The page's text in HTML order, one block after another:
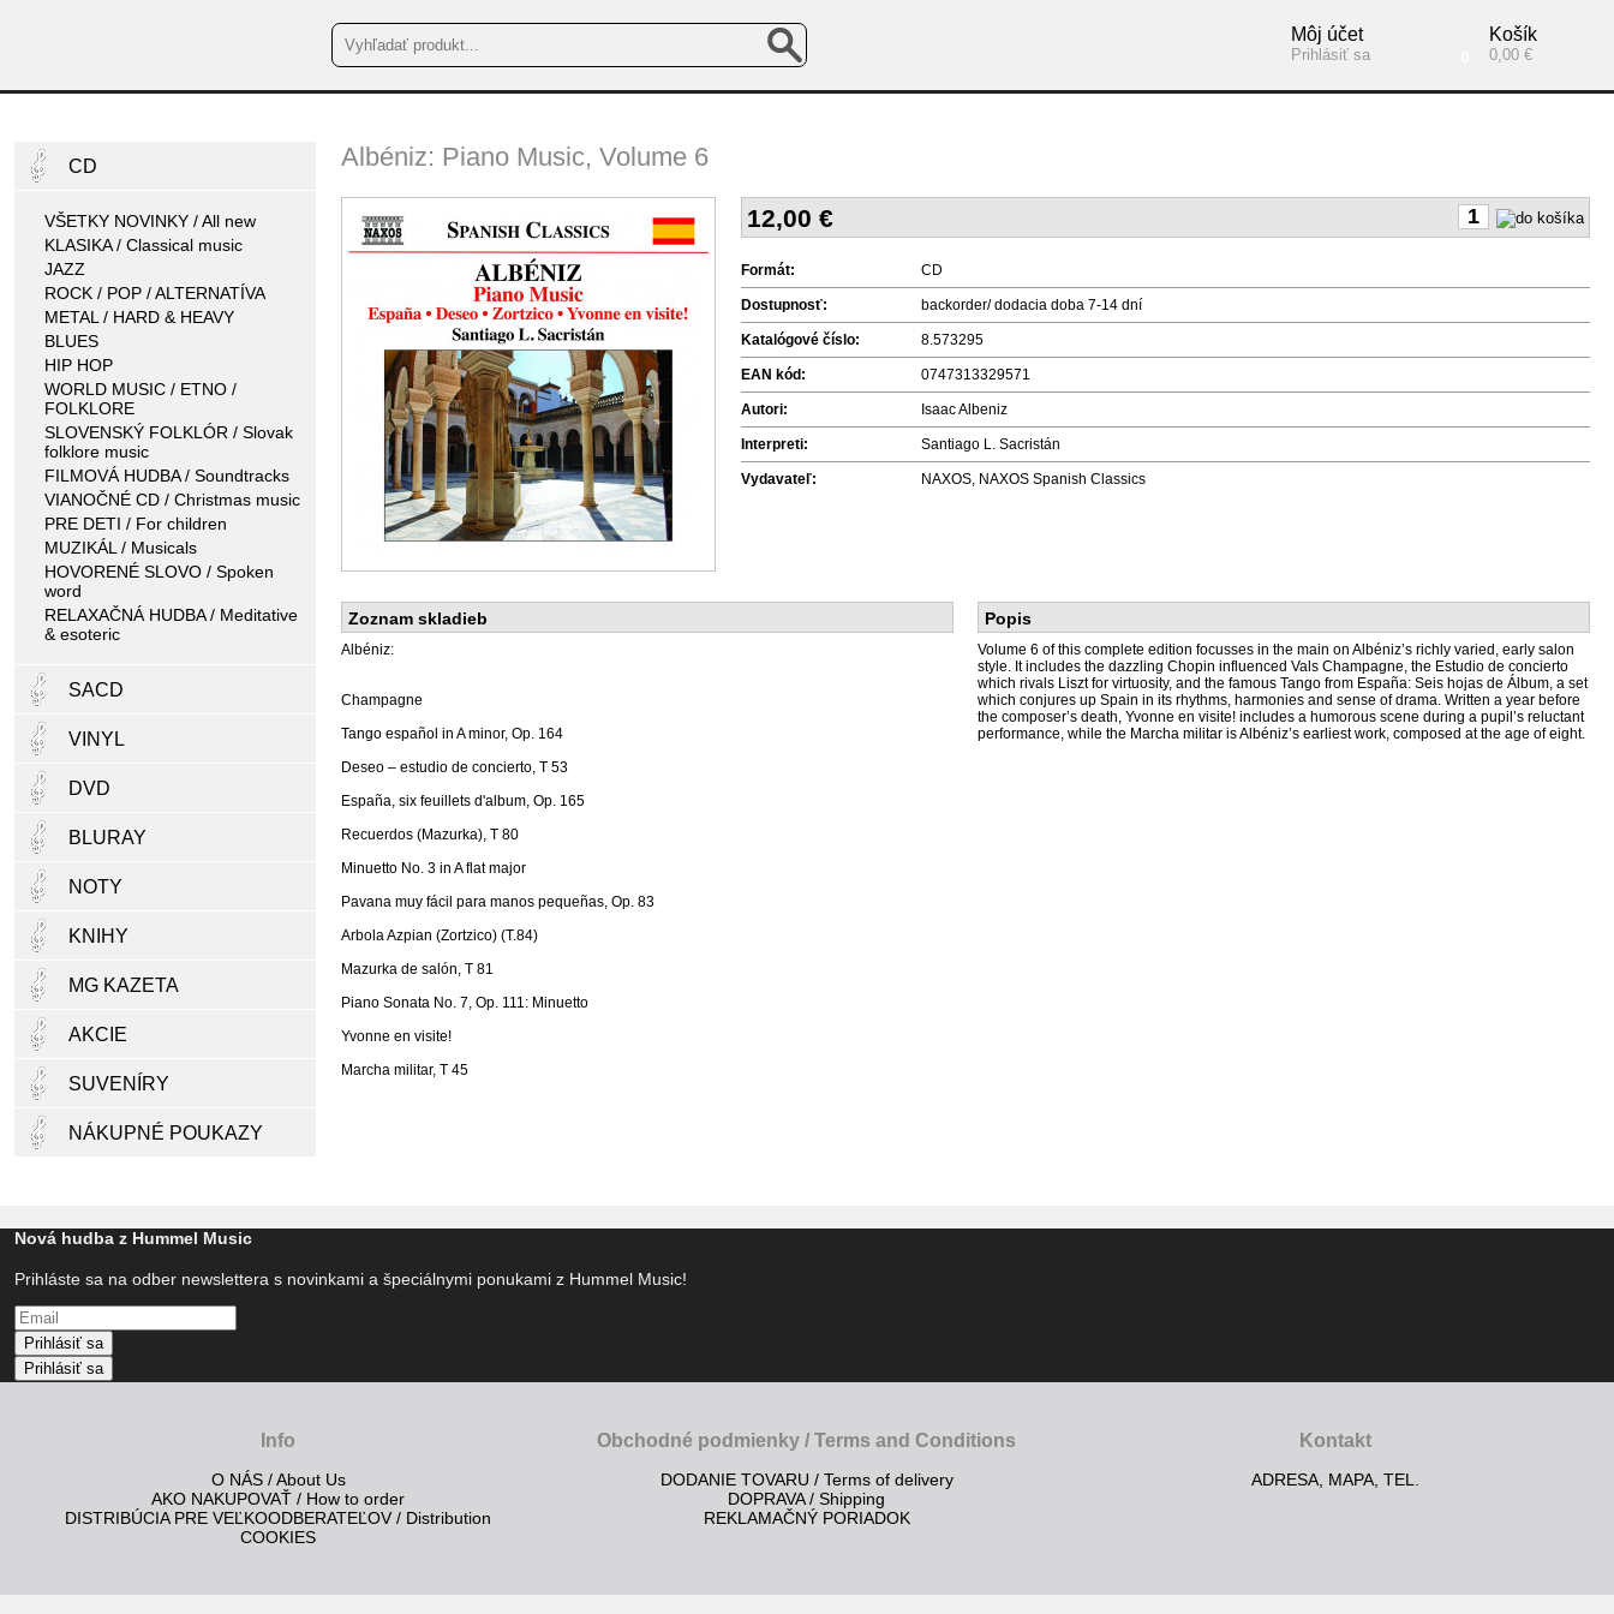
Košík
0,00 €
Môj účet
Prihlásiť sa
CD
VŠETKY NOVINKY / All new
KLASIKA / Classical music
JAZZ
ROCK / POP / ALTERNATÍVA
METAL / HARD & HEAVY
BLUES
HIP HOP
WORLD MUSIC / ETNO /
FOLKLORE
SLOVENSKÝ FOLKLÓR / Slovak
folklore music
FILMOVÁ HUDBA / Soundtracks
VIANOČNÉ CD / Christmas music
PRE DETI / For children
MUZIKÁL / Musicals
HOVORENÉ SLOVO / Spoken
word
RELAXAČNÁ HUDBA / Meditative
& esoteric
SACD
VINYL
DVD
BLURAY
NOTY
KNIHY
MG KAZETA
AKCIE
SUVENÍRY
NÁKUPNÉ POUKAZY
Albéniz: Piano Music, Volume 6
12,00 €
Formát: CD
Dostupnosť: backorder/ dodacia doba 7-14 dní
Katalógové číslo: 8.573295
EAN kód: 0747313329571
Autori: Isaac Albeniz
Interpreti: Santiago L. Sacristán
Vydavateľ: NAXOS, NAXOS Spanish Classics
Zoznam skladieb
Albéniz:
Champagne
Tango español in A minor, Op. 164
Deseo – estudio de concierto, T 53
España, six feuillets d'album, Op. 165
Recuerdos (Mazurka), T 80
Minuetto No. 3 in A flat major
Pavana muy fácil para manos pequeñas, Op. 83
Arbola Azpian (Zortzico) (T.84)
Mazurka de salón, T 81
Piano Sonata No. 7, Op. 111: Minuetto
Yvonne en visite!
Marcha militar, T 45
Popis
Volume 6 of this complete edition focusses in the main on Albéniz’s richly varied, early salon
style. It includes the dazzling Chopin influenced Vals Champagne, the Estudio de concierto
which rivals Liszt for virtuosity, and the famous Tango from España: Seis hojas de Álbum, a set
which conjures up Spain in its rhythms, harmonies and sense of drama. Written a year before
the composer’s death, Yvonne en visite! includes a humorous scene during a pupil’s reluctant
performance, while the Marcha militar is Albéniz’s earliest work, composed at the age of eight.
Nová hudba z Hummel Music
Prihláste sa na odber newslettera s novinkami a špeciálnymi ponukami z Hummel Music!
Prihlásiť sa
Prihlásiť sa
Info
O NÁS / About Us
AKO NAKUPOVAŤ / How to order
DISTRIBÚCIA PRE VEĽKOODBERATEĽOV / Distribution
COOKIES
Obchodné podmienky / Terms and Conditions
DODANIE TOVARU / Terms of delivery
DOPRAVA / Shipping
REKLAMAČNÝ PORIADOK
Kontakt
ADRESA, MAPA, TEL.